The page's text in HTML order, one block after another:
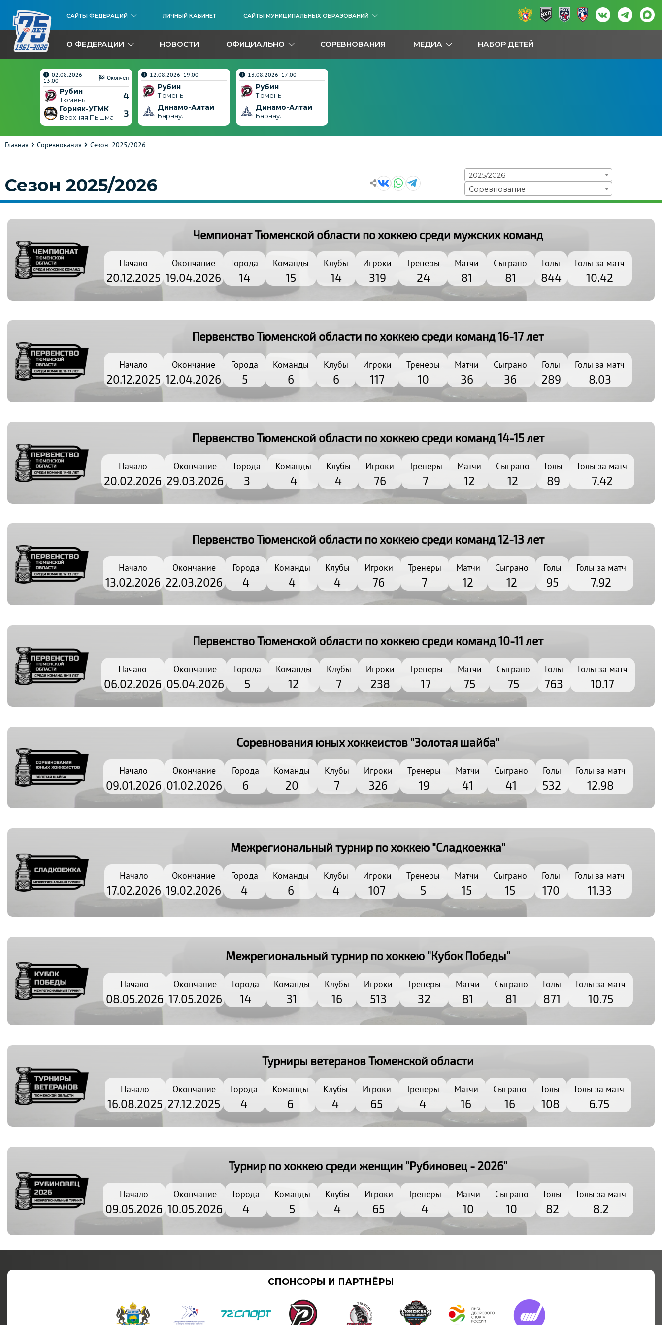
САЙТЫ ФЕДЕРАЦИЙ ЛИЧНЫЙ КАБИНЕТ САЙТЫ МУНИЦИПАЛЬНЫХ ОБРАЗОВАНИЙ
О ФЕДЕРАЦИИ НОВОСТИ ОФИЦИАЛЬНО СОРЕВНОВАНИЯ МЕДИА НАБОР ДЕТЕЙ
02.08.2026
13:00
Окончен
Рубин
Тюмень 4
Горняк-УГМК
Верхняя Пышма 3
12.08.2026 19:00
Рубин
Тюмень
Динамо-Алтай
Барнаул
13.08.2026 17:00
Рубин
Тюмень
Динамо-Алтай
Барнаул
Главная Соревнования Сезон 2025/2026
Сезон 2025/2026
2025/2026
Соревнование
Чемпионат Тюменской области по хоккею среди мужских команд
Начало
20.12.2025
Окончание
19.04.2026
Города
14
Команды
15
Клубы
14
Игроки
319
Тренеры
24
Матчи
81
Сыграно
81
Голы
844
Голы за матч
10.42
Первенство Тюменской области по хоккею среди команд 16-17 лет
Начало
20.12.2025
Окончание
12.04.2026
Города
5
Команды
6
Клубы
6
Игроки
117
Тренеры
10
Матчи
36
Сыграно
36
Голы
289
Голы за матч
8.03
Первенство Тюменской области по хоккею среди команд 14-15 лет
Начало
20.02.2026
Окончание
29.03.2026
Города
3
Команды
4
Клубы
4
Игроки
76
Тренеры
7
Матчи
12
Сыграно
12
Голы
89
Голы за матч
7.42
Первенство Тюменской области по хоккею среди команд 12-13 лет
Начало
13.02.2026
Окончание
22.03.2026
Города
4
Команды
4
Клубы
4
Игроки
76
Тренеры
7
Матчи
12
Сыграно
12
Голы
95
Голы за матч
7.92
Первенство Тюменской области по хоккею среди команд 10-11 лет
Начало
06.02.2026
Окончание
05.04.2026
Города
5
Команды
12
Клубы
7
Игроки
238
Тренеры
17
Матчи
75
Сыграно
75
Голы
763
Голы за матч
10.17
Соревнования юных хоккеистов "Золотая шайба"
Начало
09.01.2026
Окончание
01.02.2026
Города
6
Команды
20
Клубы
7
Игроки
326
Тренеры
19
Матчи
41
Сыграно
41
Голы
532
Голы за матч
12.98
Межрегиональный турнир по хоккею "Сладкоежка"
Начало
17.02.2026
Окончание
19.02.2026
Города
4
Команды
6
Клубы
4
Игроки
107
Тренеры
5
Матчи
15
Сыграно
15
Голы
170
Голы за матч
11.33
Межрегиональный турнир по хоккею "Кубок Победы"
Начало
08.05.2026
Окончание
17.05.2026
Города
14
Команды
31
Клубы
16
Игроки
513
Тренеры
32
Матчи
81
Сыграно
81
Голы
871
Голы за матч
10.75
Турниры ветеранов Тюменской области
Начало
16.08.2025
Окончание
27.12.2025
Города
4
Команды
6
Клубы
4
Игроки
65
Тренеры
4
Матчи
16
Сыграно
16
Голы
108
Голы за матч
6.75
Турнир по хоккею среди женщин "Рубиновец - 2026"
Начало
09.05.2026
Окончание
10.05.2026
Города
4
Команды
5
Клубы
4
Игроки
65
Тренеры
4
Матчи
10
Сыграно
10
Голы
82
Голы за матч
8.2
СПОНСОРЫ И ПАРТНЁРЫ